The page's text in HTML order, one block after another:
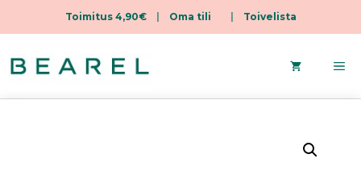
Toimitus 4,90€| Oma tili Toivelista
sisältöön